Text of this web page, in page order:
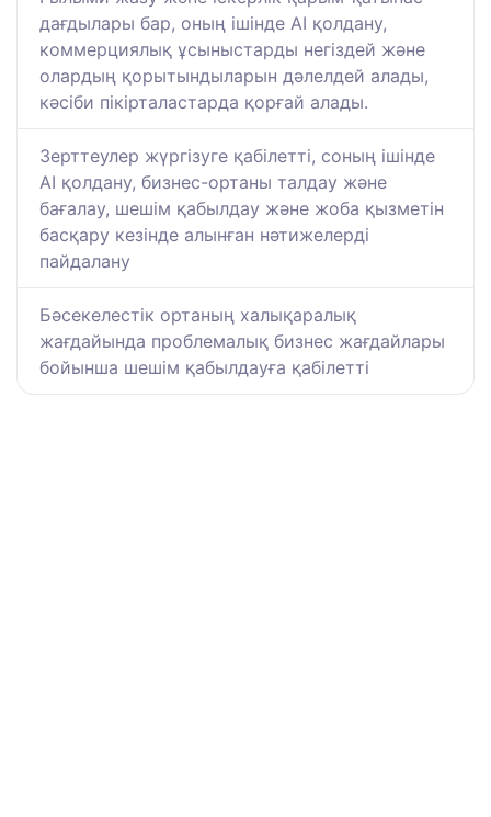
дағдылары бар, оның ішінде AI қолдану,
коммерциялық ұсыныстарды негіздей және
олардың қорытындыларын дәлелдей алады,
кәсіби пікірталастарда қорғай алады.
Зерттеулер жүргізуге қабілетті, соның ішінде
AI қолдану, бизнес-ортаны талдау және
бағалау, шешім қабылдау және жоба қызметін
басқару кезінде алынған нәтижелерді
пайдалану
Бәсекелестік ортаның халықаралық
жағдайында проблемалық бизнес жағдайлары
бойынша шешім қабылдауға қабілетті